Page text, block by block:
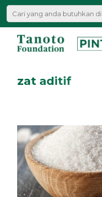
Lewati
|zat aditif